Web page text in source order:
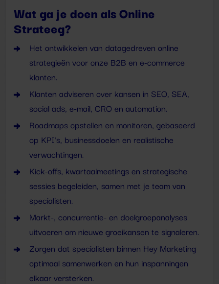
Wat ga je doen als Online
Strateeg?
Het ontwikkelen van datagedreven online
strategieën voor onze B2B en e-commerce
klanten.
Klanten adviseren over kansen in SEO, SEA,
social ads, e-mail, CRO en automation.
Roadmaps opstellen en monitoren, gebaseerd
op KPI’s, businessdoelen en realistische
verwachtingen.
Kick-offs, kwartaalmeetings en strategische
sessies begeleiden, samen met je team van
specialisten.
Markt-, concurrentie- en doelgroepanalyses
uitvoeren om nieuwe groeikansen te signaleren.
Zorgen dat specialisten binnen Hey Marketing
optimaal samenwerken en hun inspanningen
elkaar versterken.